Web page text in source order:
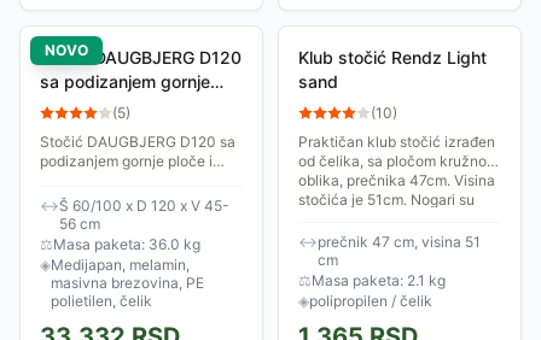
NOVO
Stočić DAUGBJERG D120
sa podizanjem gornje
ploče, topao hrast
(5)
Stočić DAUGBJERG D120 sa
podizanjem gornje ploče i
topao hrast
↔Š 60/100 x D 120 x V 45-
56 cm
⚖Masa paketa: 36.0 kg
◈Medijapan, melamin,
masivna brezovina, PE
polietilen, čelik
Klub stočić Rendz Light
sand
(10)
Praktičan klub stočić izrađen
od čelika, sa pločom kružnog
oblika, prečnika 47cm. Visina
stočića je 51cm. Nogari su
↔prečnik 47 cm, visina 51
cm
⚖Masa paketa: 2.1 kg
◈polipropilen / čelik